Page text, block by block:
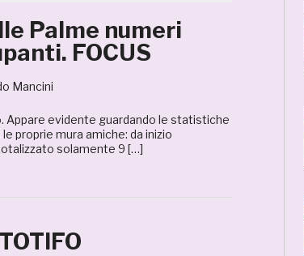
Palme numeri
FOCUS
Mancini
Appare evidente guardando le statistiche
proprie mura amiche: da inizio
solamente 9 […]